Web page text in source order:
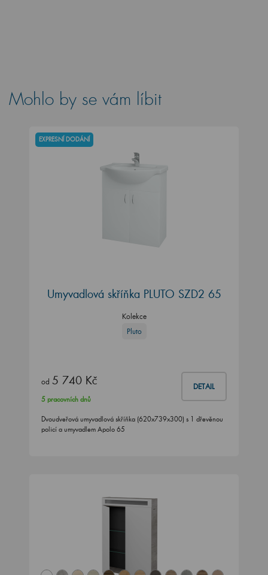
Mohlo by se vám líbit
EXPRESNÍ DODÁNÍ
Umyvadlová skříňka PLUTO SZD2 65
Kolekce
Pluto
od 5 740 Kč DETAIL
5 pracovních dnů
Dvoudveřová umyvadlová skříňka (620x739x300) s 1 dřevěnou
policí a umyvadlem Apolo 65